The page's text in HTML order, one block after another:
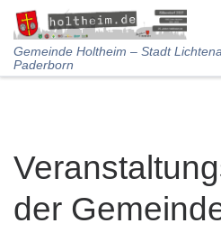
Skip to content
Gemeinde Holtheim – Stadt
Paderborn
der